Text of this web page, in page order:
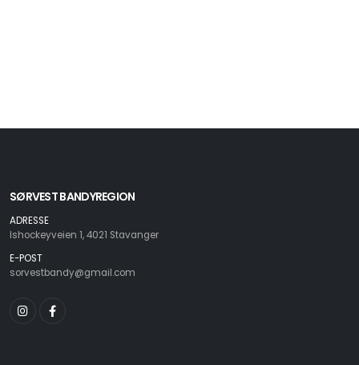
SØRVEST BANDYREGION
ADRESSE
Ishockeyveien 1, 4021 Stavanger
E-POST
sorvestbandy@gmail.com